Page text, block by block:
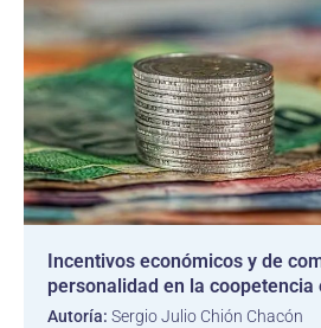
Incentivos económicos y de
personalidad en la
Autoría: Sergio Julio Chión Chacón